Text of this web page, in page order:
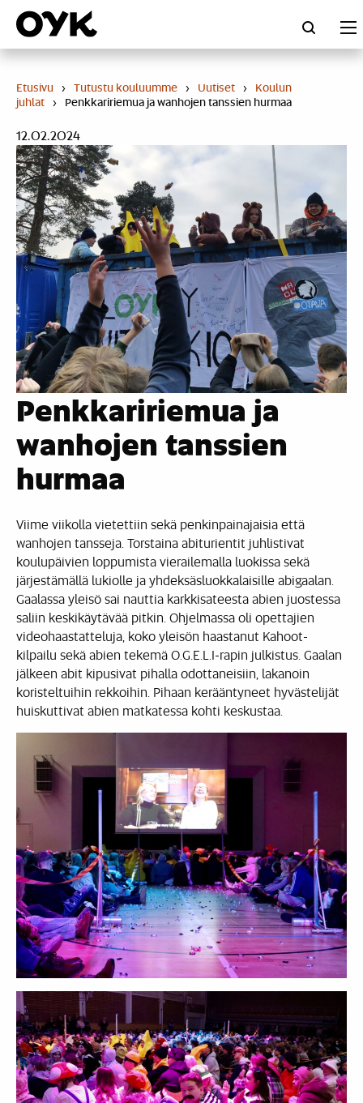
Skip
content
Etusivu › Tutustu kouluumme › Uutiset › Koulun
juhlat › Penkkaririemua ja wanhojen tanssien hurmaa
12.02.2024
Penkkaririemua ja
wanhojen tanssien
hurmaa
Viime viikolla vietettiin sekä penkinpainajaisia että
wanhojen tansseja. Torstaina abiturientit juhlistivat
koulupäivien loppumista vierailemalla luokissa sekä
järjestämällä lukiolle ja yhdeksäsluokkalaisille abigaalan.
Gaalassa yleisö sai nauttia karkkisateesta abien juostessa
saliin keskikäytävää pitkin. Ohjelmassa oli opettajien
videohaastatteluja, koko yleisön haastanut Kahoot-
kilpailu sekä abien tekemä O.G.E.L.I-rapin julkistus. Gaalan
jälkeen abit kipusivat pihalla odottaneisiin, lakanoin
koristeltuihin rekkoihin. Pihaan kerääntyneet hyvästelijät
huiskuttivat abien matkatessa kohti keskustaa.